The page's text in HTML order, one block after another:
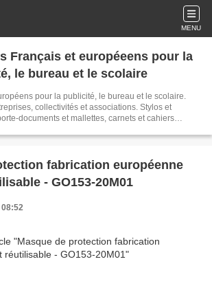
MENU
Français et européeens pour la
le bureau et le scolaire
pour la publicité, le bureau et le scolaire.
collectivités et associations. Stylos et
documents et mallettes, carnets et cahiers
boîtes à goûter, règles triangulaires kutch
de stationnement zone bleue, jeux, puzzles et
à tique, pots et taille-crayons, porte-clés en métal
fabrication européenne
- GO153-20M01
08:52